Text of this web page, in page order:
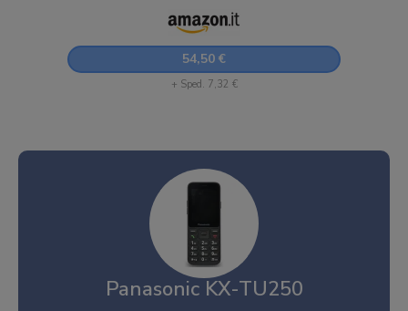
54,50 €
+ Sped. 7,32 €
Panasonic KX-TU250